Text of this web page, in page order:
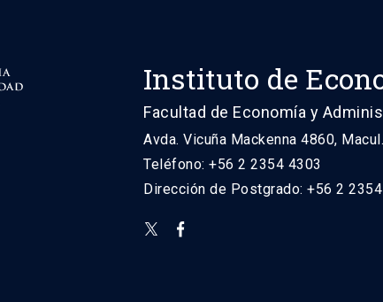
Instituto de
Facultad de Economía y
Avda. Vicuña Mackenna 4860,
Teléfono: +56 2 2354 4303
Dirección de Postgrado: +56 2